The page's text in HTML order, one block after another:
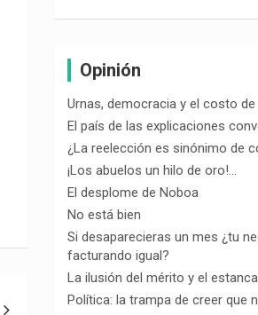
Opinión
Urnas, democracia y el costo de
El país de las explicaciones
¿La reelección es sinónimo de
¡Los abuelos un hilo de oro!…
El desplome de Noboa
No está bien
Si desaparecieras un mes ¿tu
facturando igual?
La ilusión del mérito y el
Política: la trampa de creer que